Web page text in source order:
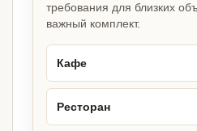
требования для близких
важный комплект.
Кафе
Ресторан